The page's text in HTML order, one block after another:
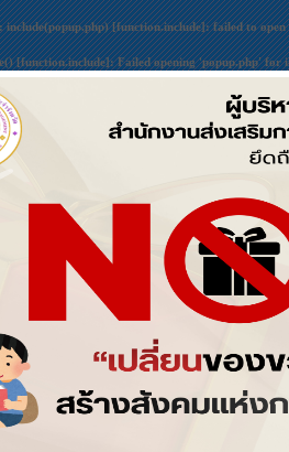
include(popup.php) [function.include]: failed to
[function.include]: Failed opening 'popup.php' for